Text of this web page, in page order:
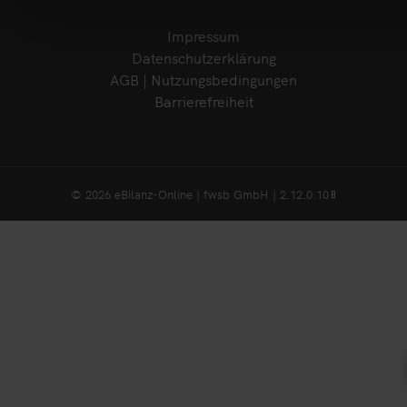
Impressum
Datenschutzerklärung
AGB | Nutzungsbedingungen
Barrierefreiheit
© 2026 eBilanz-Online | fwsb GmbH | 2.12.0.10